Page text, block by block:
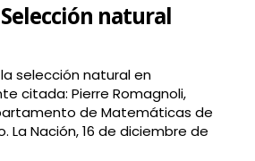
natural
selección natural en
citada: Pierre Romagnoli,
de Matemáticas de
La Nación, 16 de diciembre de